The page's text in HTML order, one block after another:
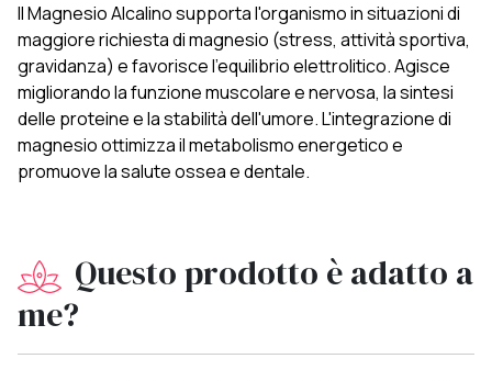
Il Magnesio Alcalino supporta l'organismo in situazioni di
maggiore richiesta di magnesio (stress, attività sportiva,
gravidanza) e favorisce l'equilibrio elettrolitico. Agisce
migliorando la funzione muscolare e nervosa, la sintesi
delle proteine e la stabilità dell'umore. L'integrazione di
magnesio ottimizza il metabolismo energetico e
promuove la salute ossea e dentale.
Questo prodotto è adatto a
me?